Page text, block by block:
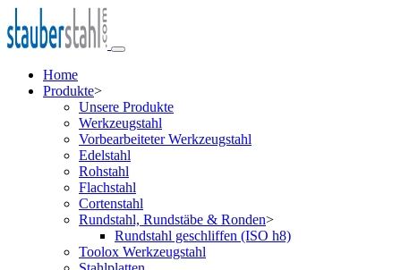
Home
Produkte>
Unsere Produkte
Werkzeugstahl
Vorbearbeiteter Werkzeugstahl
Edelstahl
Rohstahl
Flachstahl
Cortenstahl
Rundstahl, Rundstäbe & Ronden>
Rundstahl geschliffen (ISO h8)
Toolox Werkzeugstahl